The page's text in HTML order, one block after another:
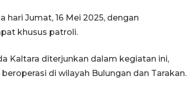
Jumat, 16 Mei 2025, dengan
khusus patroli.
Kaltara diterjunkan dalam kegiatan ini,
di wilayah Bulungan dan Tarakan.